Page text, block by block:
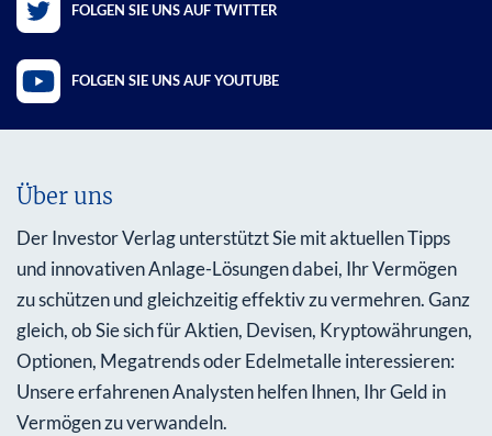
FOLGEN SIE UNS AUF TWITTER
FOLGEN SIE UNS AUF YOUTUBE
Über uns
Der Investor Verlag unterstützt Sie mit aktuellen Tipps
und innovativen Anlage-Lösungen dabei, Ihr Vermögen
zu schützen und gleichzeitig effektiv zu vermehren. Ganz
gleich, ob Sie sich für Aktien, Devisen, Kryptowährungen,
Optionen, Megatrends oder Edelmetalle interessieren:
Unsere erfahrenen Analysten helfen Ihnen, Ihr Geld in
Vermögen zu verwandeln.